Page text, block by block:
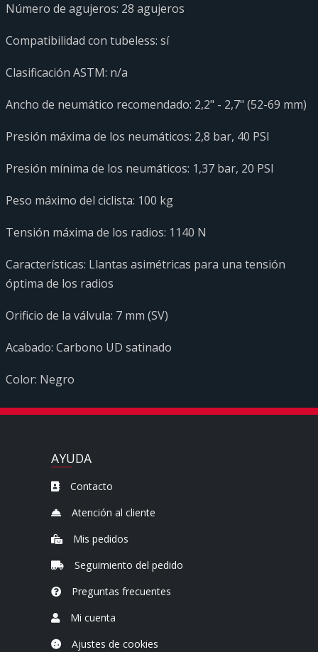
Número de agujeros: 28 agujeros
Compatibilidad con tubeless: sí
Clasificación ASTM: n/a
Ancho de neumático recomendado: 2,2" - 2,7" (52-69 mm)
Presión máxima de los neumáticos: 2,8 bar, 40 PSI
Presión mínima de los neumáticos: 1,37 bar, 20 PSI
Peso máximo del ciclista: 100 kg
Tensión máxima de los radios: 1140 N
Características: Llantas asimétricas para una tensión
óptima de los radios
Orificio de la válvula: 7 mm (SV)
Acabado: Carbono UD satinado
Color: Negro
AYUDA
Contacto
Atención al cliente
Mis pedidos
Seguimiento del pedido
Preguntas frecuentes
Mi cuenta
Ajustes de cookies